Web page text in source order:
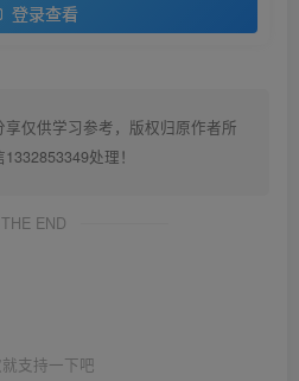
登录查看
仅供学习参考，版权归原作者所
处理！
THE END
支持一下吧